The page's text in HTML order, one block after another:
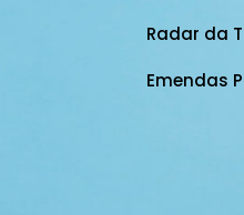
Radar da
Emendas